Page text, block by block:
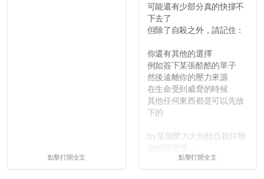
點擊打開全文
可能還有少部分真的快撐不
下去了
但除了自殺之外，請記住：
你還有其他的選擇
例如簽下某張酷酷的單子
然後遠離你的壓力來源
在生命受到威脅的時候
其他任何東西都是可以先放
下的
by某個壓力大到想自殺好幾
點擊打開全文